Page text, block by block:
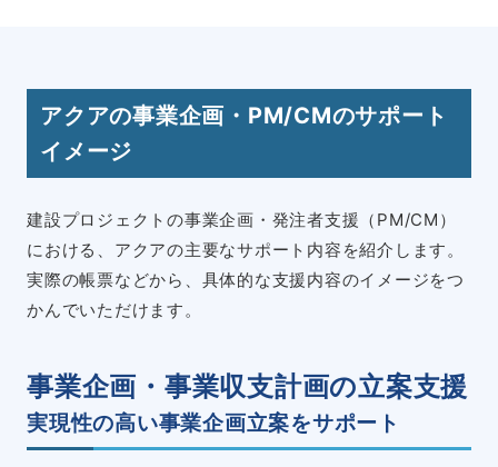
アクアの事業企画・PM/CMのサポート
イメージ
建設プロジェクトの事業企画・発注者支援（PM/CM）
における、アクアの主要なサポート内容を紹介します。
実際の帳票などから、具体的な支援内容のイメージをつ
かんでいただけます。
事業企画・事業収支計画の立案支援
実現性の高い事業企画立案をサポート